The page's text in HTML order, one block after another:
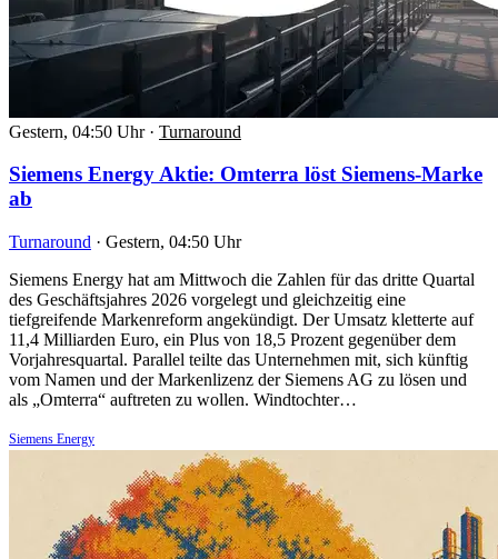
Gestern, 04:50 Uhr · Turnaround
Siemens Energy Aktie: Omterra löst Siemens-Marke
ab
Turnaround · Gestern, 04:50 Uhr
Siemens Energy hat am Mittwoch die Zahlen für das dritte Quartal
des Geschäftsjahres 2026 vorgelegt und gleichzeitig eine
tiefgreifende Markenreform angekündigt. Der Umsatz kletterte auf
11,4 Milliarden Euro, ein Plus von 18,5 Prozent gegenüber dem
Vorjahresquartal. Parallel teilte das Unternehmen mit, sich künftig
vom Namen und der Markenlizenz der Siemens AG zu lösen und
als „Omterra“ auftreten zu wollen. Windtochter…
Siemens Energy